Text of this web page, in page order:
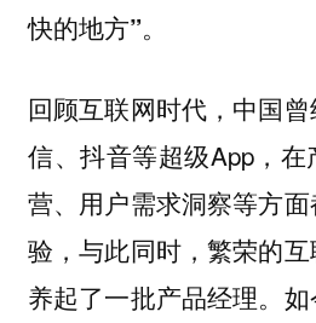
快的地方”。
回顾互联网时代，中国
信、抖音等超级App，
营、用户需求洞察等方
验，与此同时，繁荣的
养起了一批产品经理。